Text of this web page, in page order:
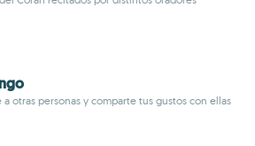
a otras personas y comparte tus gustos con ellas